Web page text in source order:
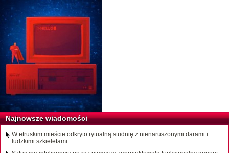
Najnowsze wiadomości
W etruskim mieście odkryto rytualną studnię z nienaruszonymi darami i
ludzkimi szkieletami